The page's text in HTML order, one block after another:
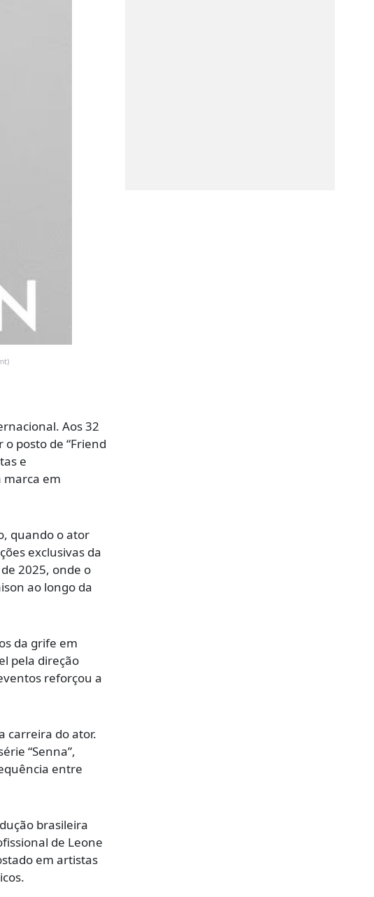
Aos 32
posto de “Friend
e
marca em
quando o ator
exclusivas da
2025, onde o
ao longo da
da grife em
pela direção
reforçou a
carreira do ator.
“Senna”,
entre
brasileira
de Leone
em artistas